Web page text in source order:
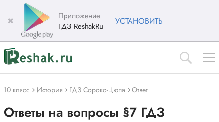
✖
Приложение
ГДЗ ReshakRu
УСТАНОВИТЬ
10 класс История ГДЗ Сороко-Цюпа Ответ
Ответы на вопросы §7 ГДЗ